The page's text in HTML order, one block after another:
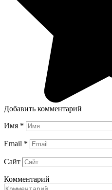
Добавить комментарий
Имя *
Email *
Сайт
Комментарий